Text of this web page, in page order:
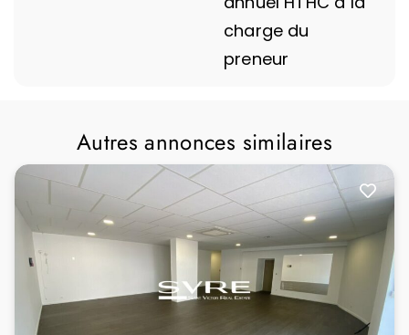
charge du
preneur
Autres annonces similaires